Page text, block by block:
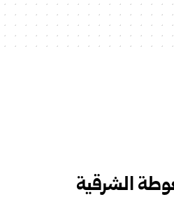
الشرقية